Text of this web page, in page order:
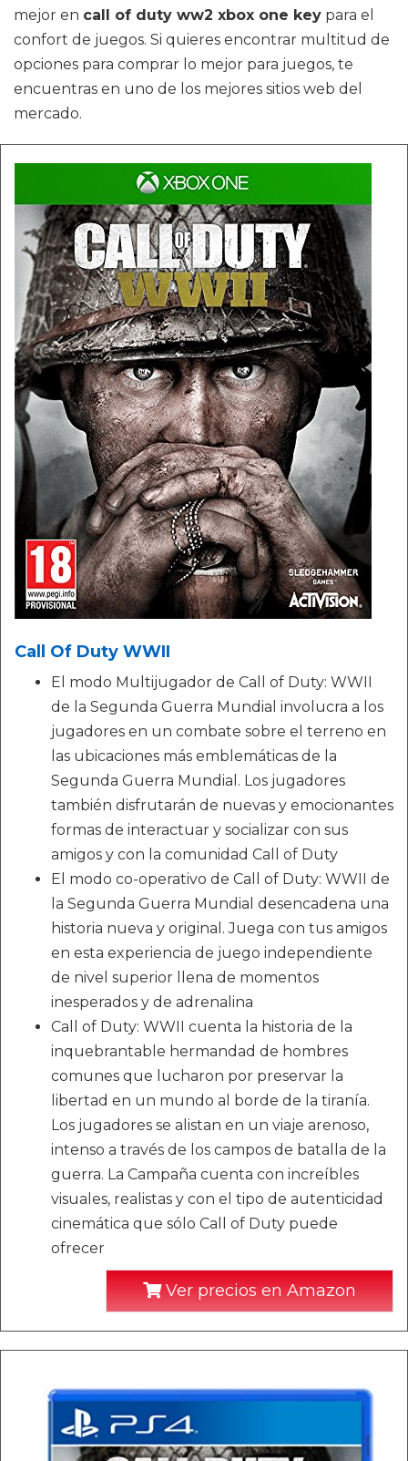
mejor en call of duty ww2 xbox one key para el
confort de juegos. Si quieres encontrar multitud de
opciones para comprar lo mejor para juegos, te
encuentras en uno de los mejores sitios web del
mercado.
Call Of Duty WWII
El modo Multijugador de Call of Duty: WWII
de la Segunda Guerra Mundial involucra a los
jugadores en un combate sobre el terreno en
las ubicaciones más emblemáticas de la
Segunda Guerra Mundial. Los jugadores
también disfrutarán de nuevas y emocionantes
formas de interactuar y socializar con sus
amigos y con la comunidad Call of Duty
El modo co-operativo de Call of Duty: WWII de
la Segunda Guerra Mundial desencadena una
historia nueva y original. Juega con tus amigos
en esta experiencia de juego independiente
de nivel superior llena de momentos
inesperados y de adrenalina
Call of Duty: WWII cuenta la historia de la
inquebrantable hermandad de hombres
comunes que lucharon por preservar la
libertad en un mundo al borde de la tiranía.
Los jugadores se alistan en un viaje arenoso,
intenso a través de los campos de batalla de la
guerra. La Campaña cuenta con increíbles
visuales, realistas y con el tipo de autenticidad
cinemática que sólo Call of Duty puede
ofrecer
Ver precios en Amazon